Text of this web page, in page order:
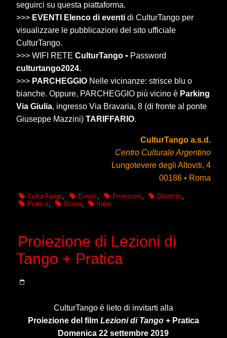
seguirci su questa piattaforma.
>>> EVENTI Elenco di eventi di CulturTango per
visualizzare le pubblicazioni del sito ufficiale
CulturTango.
>>> WIFI RETECulturTango • Password
culturtango2024.
>>> PARCHEGGIO Nelle vicinanze: strisce blu o
bianche. Oppure, PARCHEGGIO più vicino è Parking
Via Giulia, ingresso Via Bravaria, 8 (di fronte al ponte
Giuseppe Mazzini)TARIFFARIO.
CulturTango a.s.d.
Centro Culturale Argentino
Lungotevere degli Altoviti, 4
00186 • Roma
CulturTango, Eventi , Proiezioni , Dibattito,
Pratica, Roma, Italia
Proiezione di Lezioni di
Tango + Pratica
CulturTango è lieto di invitarti alla
Proiezione del film Lezioni di Tango+ Pratica
Domenica 22 settembre 2019